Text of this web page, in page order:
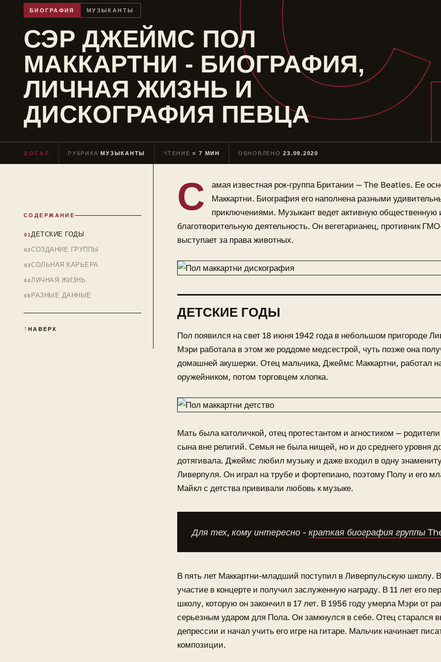
БИОГРАФИЯ МУЗЫКАНТЫ
СЭР ДЖЕЙМС ПОЛ
МАККАРТНИ - БИОГРАФИЯ,
ЛИЧНАЯ ЖИЗНЬ И
ДИСКОГРАФИЯ ПЕВЦА
ДОСЬЕ РУБРИКАМУЗЫКАНТЫ ЧТЕНИЕ≈ 7 МИН ОБНОВЛЕНО23.09.2020
СОДЕРЖАНИЕ
ДЕТСКИЕ ГОДЫ
СОЗДАНИЕ ГРУППЫ
СОЛЬНАЯ КАРЬЕРА
ЛИЧНАЯ ЖИЗНЬ
РАЗНЫЕ ДАННЫЕ
НАВЕРХ
С
амая известная рок-группа Британии — The Beatles. Ее
Маккартни. Биография его наполнена разными
приключениями. Музыкант ведет активную общественную
благотворительную деятельность. Он вегетарианец, противник
выступает за права животных.
ДЕТСКИЕ ГОДЫ
Пол появился на свет 18 июня 1942 года в небольшом пригороде
Мэри работала в этом же роддоме медсестрой, чуть позже она
домашней акушерки. Отец мальчика, Джеймс Маккартни, работал
оружейником, потом торговцем хлопка.
Мать была католичкой, отец протестантом и агностиком —
сына вне религий. Семья не была нищей, но и до среднего уровня
дотягивала. Джеймс любил музыку и даже входил в одну
Ливерпуля. Он играл на трубе и фортепиано, поэтому Полу и его
Майкл с детства прививали любовь к музыке.
Для тех, кому интересно - краткая биография группы
В пять лет Маккартни-младший поступил в Ливерпульскую школу.
участие в концерте и получил заслуженную награду. В 11 лет его
школу, которую он закончил в 17 лет. В 1956 году умерла Мэри от
серьезным ударом для Пола. Он замкнулся в себе. Отец старался
депрессии и начал учить его игре на гитаре. Мальчик начинает
композиции.